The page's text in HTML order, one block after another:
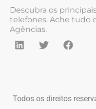
Descubra os
telefones. Ache tudo
Agências.
Todos os direitos